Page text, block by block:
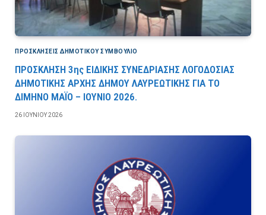
ΠΡΟΣΚΛΉΣΕΙΣ ΔΗΜΟΤΙΚΟΎ ΣΥΜΒΟΎΛΙΟ
ΠΡΟΣΚΛΗΣΗ 3ης ΕΙΔΙΚΗΣ ΣΥΝΕΔΡΙΑΣΗΣ ΛΟΓΟΔΟΣΙΑΣ
ΔΗΜΟΤΙΚΗΣ ΑΡΧΗΣ ΔΗΜΟΥ ΛΑΥΡΕΩΤΙΚΗΣ ΓΙΑ ΤΟ
ΔΙΜΗΝΟ ΜΑΪΟ – ΙΟΥΝΙΟ 2026.
26 ΙΟΥΝΊΟΥ 2026